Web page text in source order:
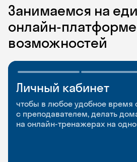
Занимаемся на
онлайн-
возможностей
Личный кабинет
чтобы в любое удобное время
с преподавателем, делать
на онлайн-тренажерах на
Мобильное
приложение
чтобы заниматься и изучать
и когда удобно
Разговорные клубы
и Talks
Групповые занятия для
и индивидуальные встречи с